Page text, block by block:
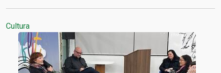
Cultura